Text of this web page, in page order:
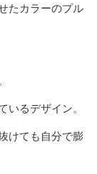
たカラーのプル
るデザイン。
けても自分で膨